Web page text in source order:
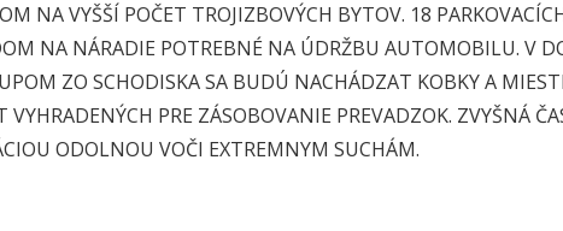
NA VYŠŠÍ POČET TROJIZBOVÝCH BYTOV. 18
NA NÁRADIE POTREBNÉ NA ÚDRŽBU AUTOMOBILU. V
ZO SCHODISKA SA BUDÚ NACHÁDZAT KOBKY A
PRE ZÁSOBOVANIE PREVADZOK. ZVYŠNÁ
ODOLNOU VOČI EXTREMNYM SUCHÁM.